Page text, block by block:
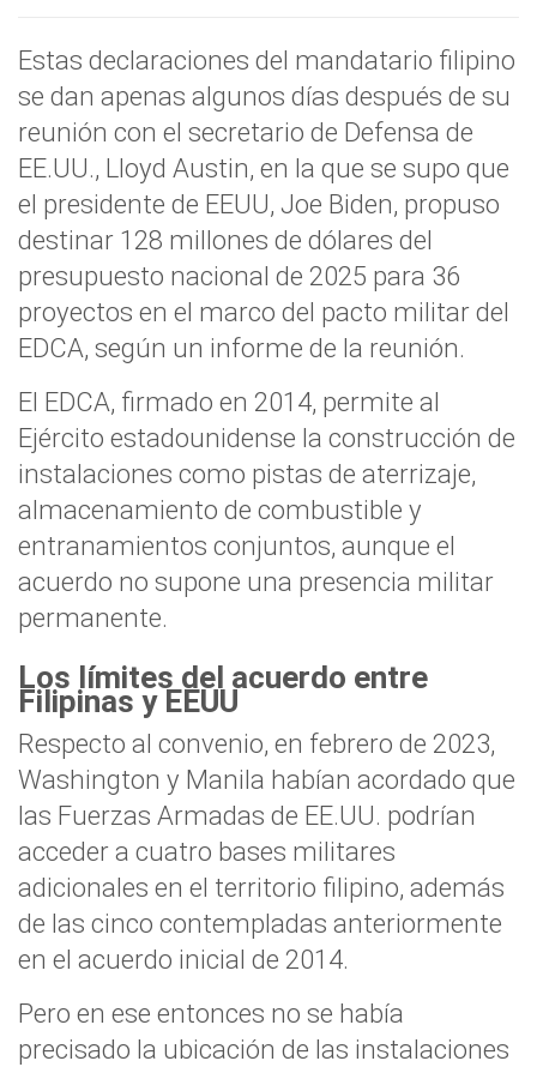
Estas declaraciones del mandatario filipino
se dan apenas algunos días después de su
reunión con el secretario de Defensa de
EE.UU., Lloyd Austin, en la que se supo que
el presidente de EEUU, Joe Biden, propuso
destinar 128 millones de dólares del
presupuesto nacional de 2025 para 36
proyectos en el marco del pacto militar del
EDCA, según un informe de la reunión.
El EDCA, firmado en 2014, permite al
Ejército estadounidense la construcción de
instalaciones como pistas de aterrizaje,
almacenamiento de combustible y
entranamientos conjuntos, aunque el
acuerdo no supone una presencia militar
permanente.
Los límites del acuerdo entre
Filipinas y EEUU
Respecto al convenio, en febrero de 2023,
Washington y Manila habían acordado que
las Fuerzas Armadas de EE.UU. podrían
acceder a cuatro bases militares
adicionales en el territorio filipino, además
de las cinco contempladas anteriormente
en el acuerdo inicial de 2014.
Pero en ese entonces no se había
precisado la ubicación de las instalaciones